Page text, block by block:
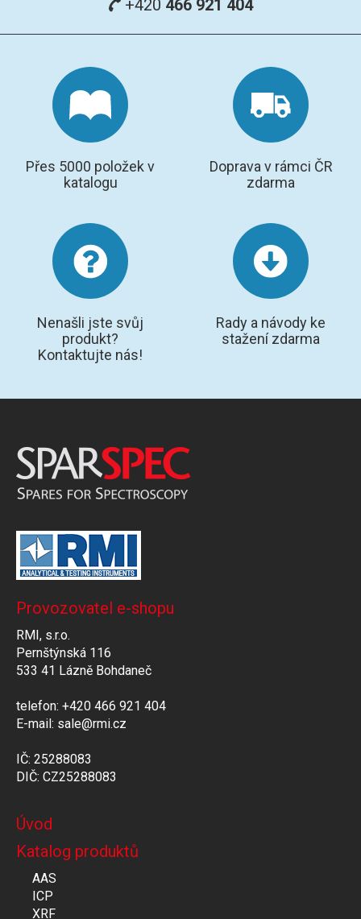
+420 466 921 404
Přes 5000 položek v
katalogu
Doprava v rámci ČR
zdarma
Nenašli jste svůj
produkt?
Kontaktujte nás!
Rady a návody ke
stažení zdarma
Provozovatel e-shopu
RMI, s.r.o.
Pernštýnská 116
533 41 Lázně Bohdaneč
telefon: +420 466 921 404
E-mail: sale@rmi.cz
IČ: 25288083
DIČ: CZ25288083
Úvod
Katalog produktů
AAS
ICP
XRF